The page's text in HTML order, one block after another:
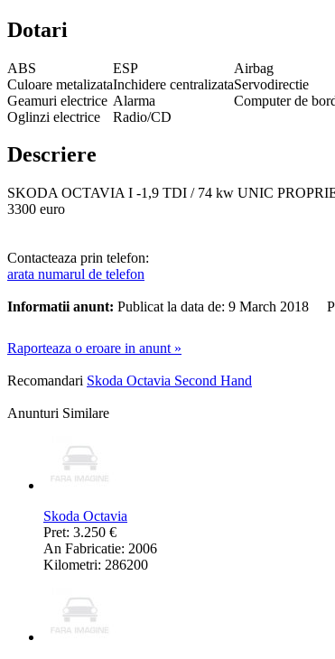
Dotari
ABS ESP
Airbag
Culoare metalizataInchidere centralizataServodirectie
Geamuri electrice Alarma
Computer de
Oglinzi electrice
Radio/CD
Descriere
SKODA OCTAVIA I -1,9 TDI / 74 kw UNIC
3300 euro
Contacteaza prin telefon:
arata numarul de telefon
Informatii anunt: Publicat la data de: 9 March 2018
Raporteaza o eroare in anunt »
Recomandari Skoda Octavia Second Hand
Anunturi Similare
Skoda Octavia
Pret: 3.250 €
An Fabricatie: 2006
Kilometri: 286200